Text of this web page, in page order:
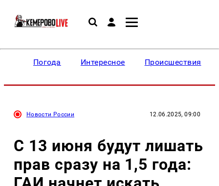
Погода Интересное Происшествия
Новости России 12.06.2025, 09:00
С 13 июня будут лишать
прав сразу на 1,5 года: